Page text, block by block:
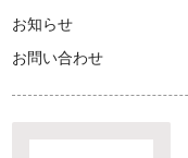
お知らせ
お問い合わせ